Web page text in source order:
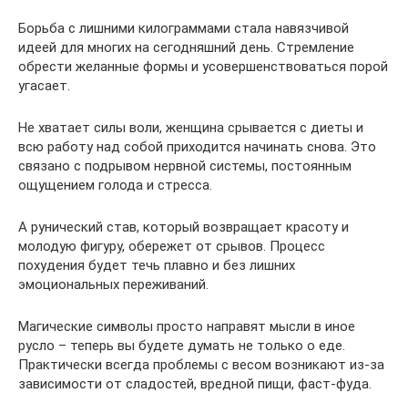
Борьба с лишними килограммами стала навязчивой
идеей для многих на сегодняшний день. Стремление
обрести желанные формы и усовершенствоваться порой
угасает.
Не хватает силы воли, женщина срывается с диеты и
всю работу над собой приходится начинать снова. Это
связано с подрывом нервной системы, постоянным
ощущением голода и стресса.
А рунический став, который возвращает красоту и
молодую фигуру, обережет от срывов. Процесс
похудения будет течь плавно и без лишних
эмоциональных переживаний.
Магические символы просто направят мысли в иное
русло – теперь вы будете думать не только о еде.
Практически всегда проблемы с весом возникают из-за
зависимости от сладостей, вредной пищи, фаст-фуда.